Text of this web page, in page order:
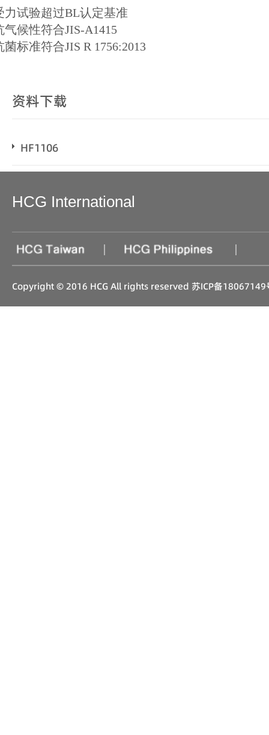
力试验超过BL认定基准
气候性符合JIS-A1415
菌标准符合JIS R 1756:2013
资料下载
HF1106
HCG International
| |
Copyright © 2016 HCG All rights reserved 苏ICP备